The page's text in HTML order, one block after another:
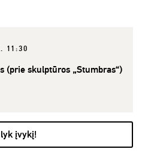
11:30
(prie skulptūros „Stumbras“)
įvykį!